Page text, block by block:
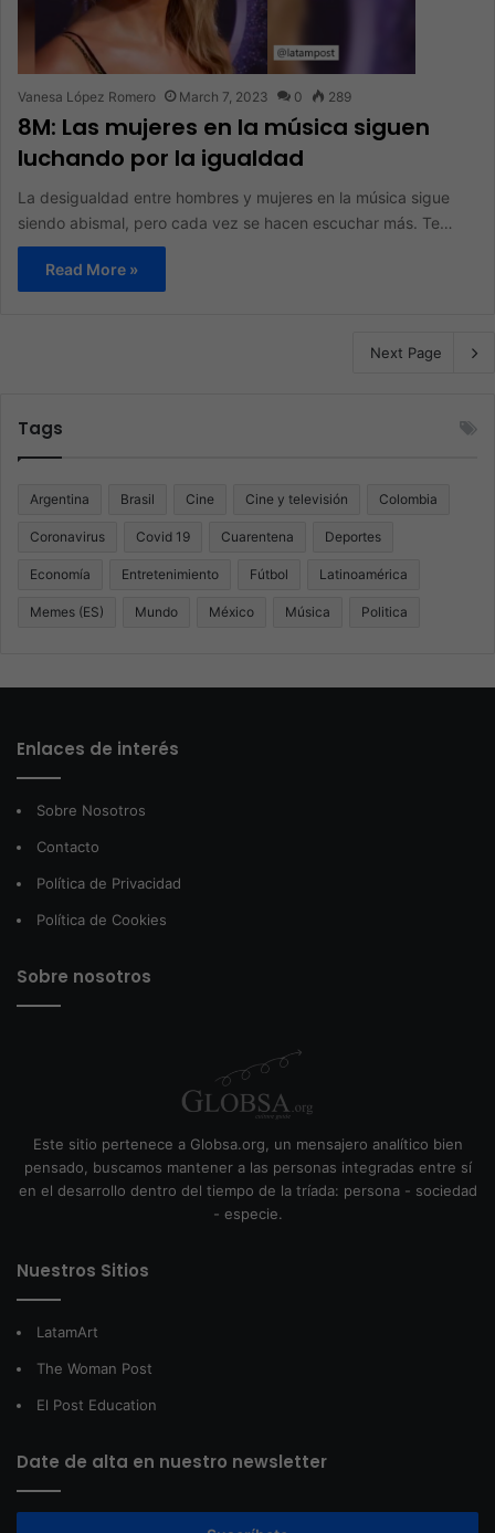
Vanesa López Romero March 7, 2023 0 289
8M: Las mujeres en la música siguen
luchando por la igualdad
La desigualdad entre hombres y mujeres en la música sigue
siendo abismal, pero cada vez se hacen escuchar más. Te…
Read More »
Next Page
Tags
Argentina Brasil Cine Cine y televisión Colombia
Coronavirus Covid 19 Cuarentena Deportes
Economía Entretenimiento Fútbol Latinoamérica
Memes (ES) Mundo México Música Politica
Enlaces de interés
Sobre Nosotros
Contacto
Política de Privacidad
Política de Cookies
Sobre nosotros
Este sitio pertenece a Globsa.org, un mensajero analítico bien
pensado, buscamos mantener a las personas integradas entre sí
en el desarrollo dentro del tiempo de la tríada: persona - sociedad
- especie.
Nuestros Sitios
LatamArt
The Woman Post
El Post Education
Date de alta en nuestro newsletter